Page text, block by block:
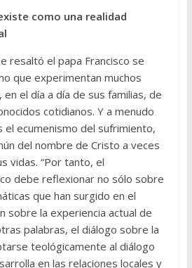
como una realidad
resaltó el papa Francisco se
que experimentan muchos
el día a día de sus familias, de
cotidianos. Y a menudo
ecumenismo del sufrimiento,
del nombre de Cristo a veces
vidas. “Por tanto, el
debe reflexionar no sólo sobre
que han surgido en el
sobre la experiencia actual de
palabras, el diálogo sobre la
teológicamente al diálogo
en las relaciones locales y